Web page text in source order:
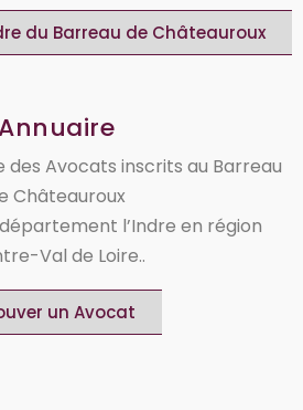
du Barreau de Châteauroux
Annuaire
des Avocats inscrits au Barreau
Châteauroux
l’Indre en région
Val de Loire..
un Avocat